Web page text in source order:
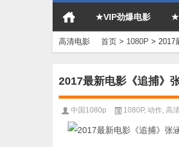
★VIP劲爆电影
高清电影 首页 > 1080P > 2017
2017最新电影《追捕》
中国1080p 1080P, 动作, 高